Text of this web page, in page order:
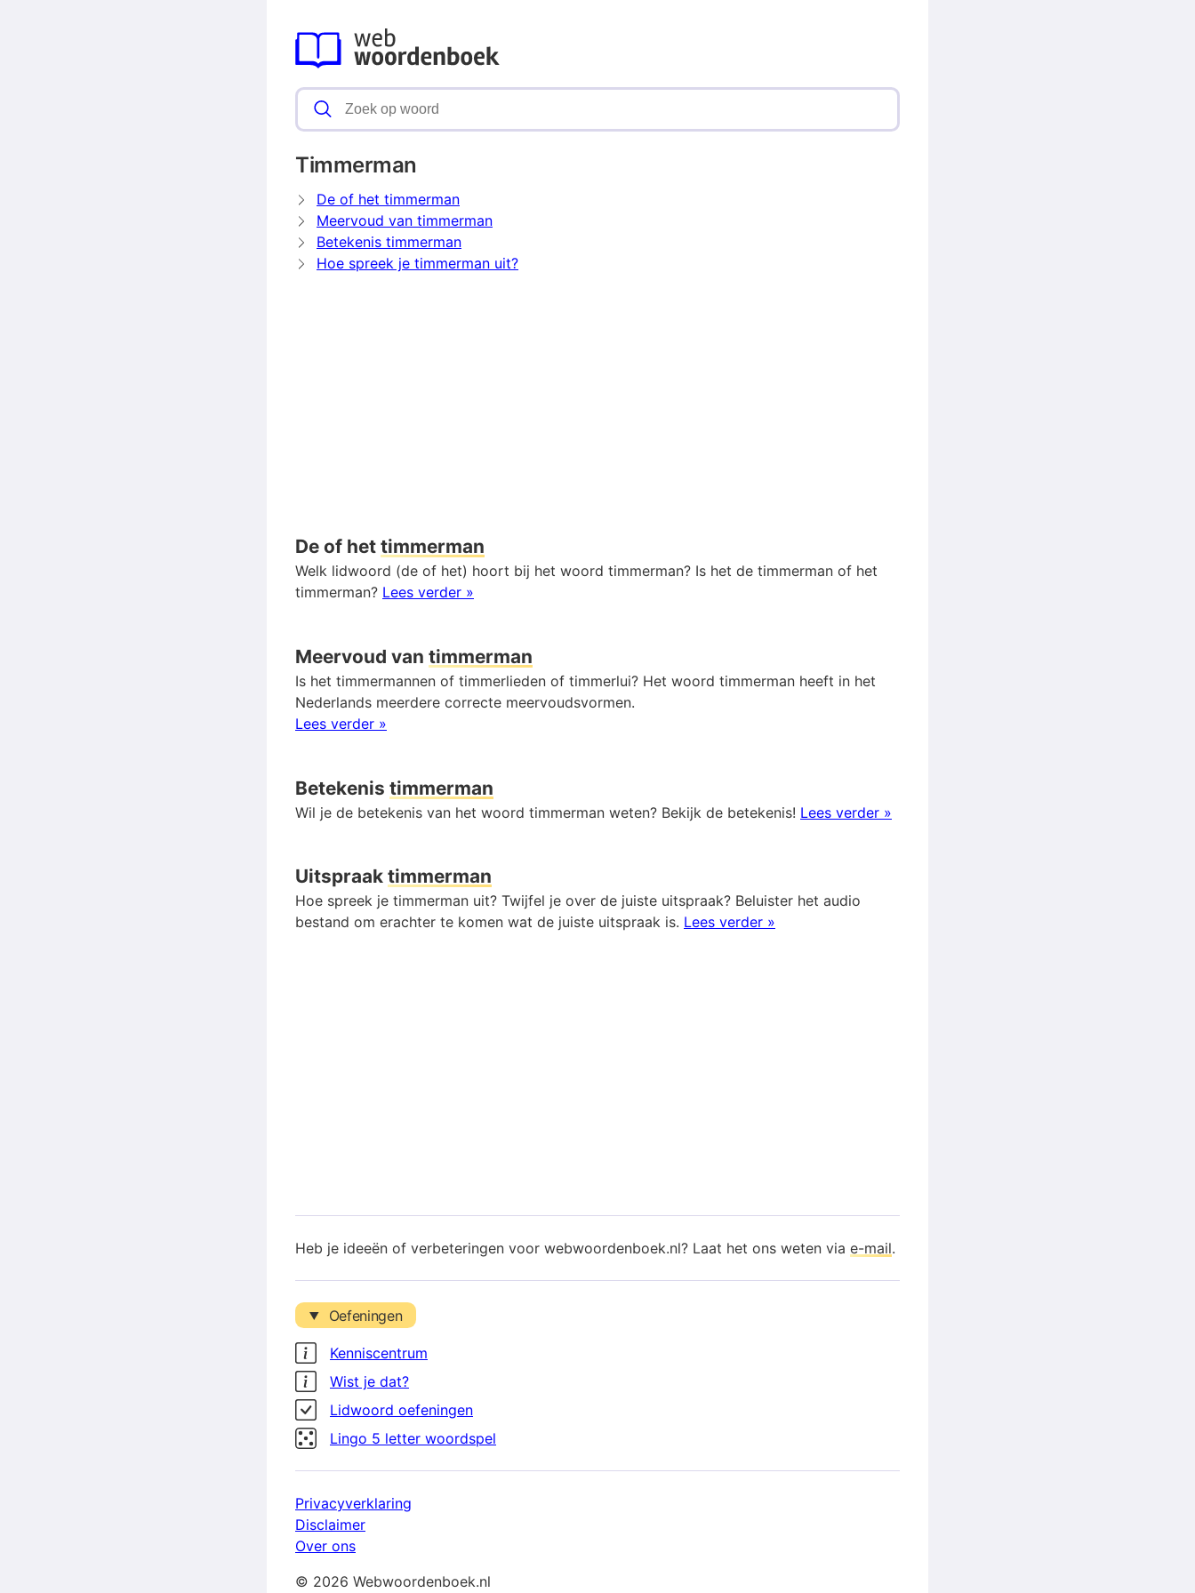
Timmerman
De of het timmerman
Meervoud van timmerman
Betekenis timmerman
Hoe spreek je timmerman uit?
De of het timmerman
Welk lidwoord (de of het) hoort bij het woord timmerman? Is het de timmerman of het
timmerman? Lees verder »
Meervoud van timmerman
Is het timmermannen of timmerlieden of timmerlui? Het woord timmerman heeft in het
Nederlands meerdere correcte meervoudsvormen.
Lees verder »
Betekenis timmerman
Wil je de betekenis van het woord timmerman weten? Bekijk de betekenis! Lees verder »
Uitspraak timmerman
Hoe spreek je timmerman uit? Twijfel je over de juiste uitspraak? Beluister het audio
bestand om erachter te komen wat de juiste uitspraak is. Lees verder »
Heb je ideeën of verbeteringen voor webwoordenboek.nl? Laat het ons weten via e-mail.
Oefeningen
Kenniscentrum
Wist je dat?
Lidwoord oefeningen
Lingo 5 letter woordspel
Privacyverklaring
Disclaimer
Over ons
© 2026 Webwoordenboek.nl